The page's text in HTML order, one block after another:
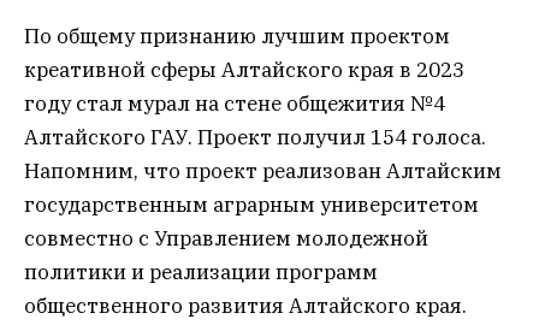
По общему признанию лучшим проектом
креативной сферы Алтайского края в 2023
году стал мурал на стене общежития №4
Алтайского ГАУ. Проект получил 154 голоса.
Напомним, что проект реализован Алтайским
государственным аграрным университетом
совместно с Управлением молодежной
политики и реализации программ
общественного развития Алтайского края.